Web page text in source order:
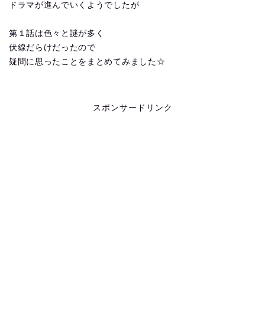
ドラマが進んでいくようでしたが
第１話は色々と謎が多く
伏線だらけだったので
疑問に思ったことをまとめてみました☆
スポンサードリンク